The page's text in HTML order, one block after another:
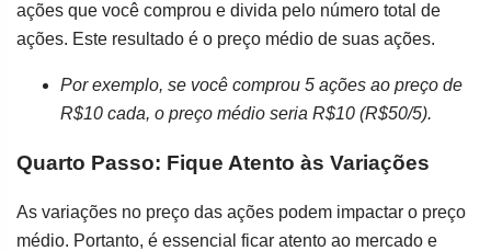
ações que você comprou e divida pelo número total de
ações. Este resultado é o preço médio de suas ações.
Por exemplo, se você comprou 5 ações ao preço de
R$10 cada, o preço médio seria R$10 (R$50/5).
Quarto Passo: Fique Atento às Variações
As variações no preço das ações podem impactar o preço
médio. Portanto, é essencial ficar atento ao mercado e